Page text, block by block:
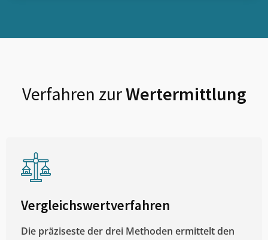
Verfahren zurWertermittlung
Vergleichswertverfahren
Die präziseste der drei Methoden ermittelt den